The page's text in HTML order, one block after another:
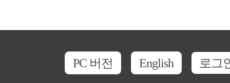
PC 버전 English 로그